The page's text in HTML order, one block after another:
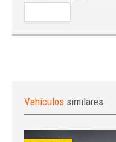
Vehículos similares